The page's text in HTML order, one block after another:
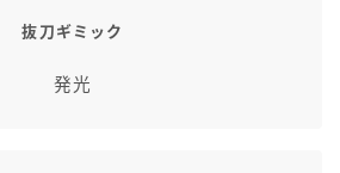
抜刀ギミック
発光